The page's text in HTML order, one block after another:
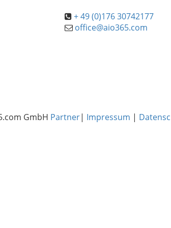
+ 49 (0)176 30742177
office@aio365.com
GmbH Partner| Impressum |